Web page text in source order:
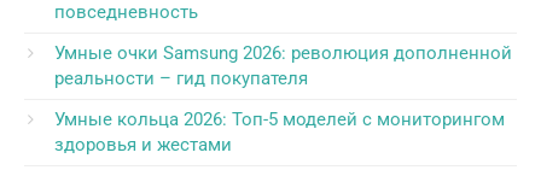
повседневность
Умные очки Samsung 2026: революция дополненной
реальности – гид покупателя
Умные кольца 2026: Топ-5 моделей с мониторингом
здоровья и жестами